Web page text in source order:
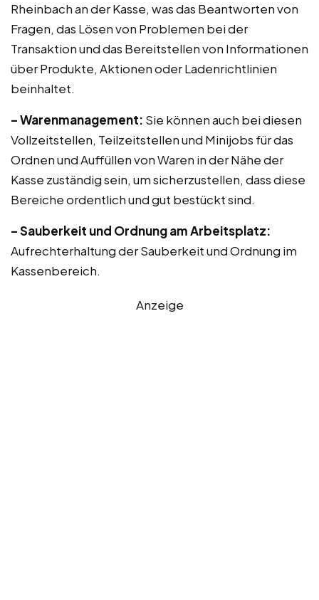
Rheinbach an der Kasse, was das Beantworten von
Fragen, das Lösen von Problemen bei der
Transaktion und das Bereitstellen von Informationen
über Produkte, Aktionen oder Ladenrichtlinien
beinhaltet.
– Warenmanagement: Sie können auch bei diesen
Vollzeitstellen, Teilzeitstellen und Minijobs für das
Ordnen und Auffüllen von Waren in der Nähe der
Kasse zuständig sein, um sicherzustellen, dass diese
Bereiche ordentlich und gut bestückt sind.
– Sauberkeit und Ordnung am Arbeitsplatz:
Aufrechterhaltung der Sauberkeit und Ordnung im
Kassenbereich.
Anzeige